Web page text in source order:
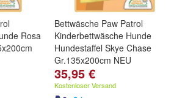
Rosa
Bettwäsche Paw Patrol
Kinderbettwäsche Hunde
Hundestaffel Skye Chase
Gr.135x200cm NEU
35,95 €
Kostenloser Versand